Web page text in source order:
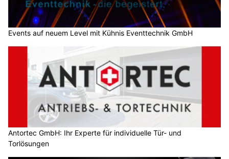
Events auf neuem Level mit Kühnis Eventtechnik GmbH
Antortec GmbH: Ihr Experte für individuelle Tür- und
Torlösungen